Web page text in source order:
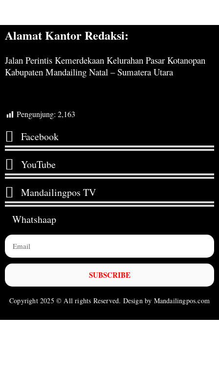
Alamat Kantor Redaksi:
Jalan Perintis Kemerdekaan Kelurahan Pasar Kotanopan
Kabupaten Mandailing Natal – Sumatera Utara
Pengunjung: 2,163
Facebook
YouTube
Mandailingpos TV
Whatshaap
SUBSCRIBE
Copyright 2025 © All rights Reserved. Design by Mandailingpos.com